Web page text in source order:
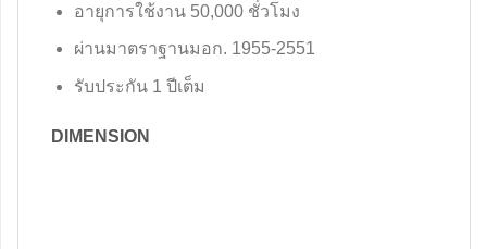
อายุการใช้งาน 50,000 ชั่วโมง
ผ่านมาตราฐานมอก. 1955-2551
รับประกัน 1 ปีเต็ม
DIMENSION